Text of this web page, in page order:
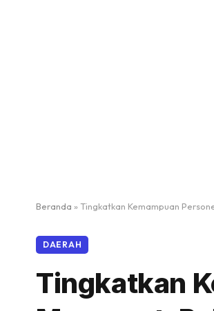
Beranda » Tingkatkan Kemampuan
DAERAH
Tingkatkan